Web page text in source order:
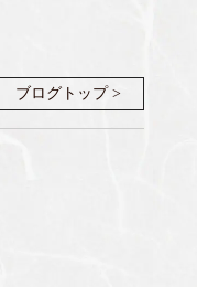
ブログトップ >